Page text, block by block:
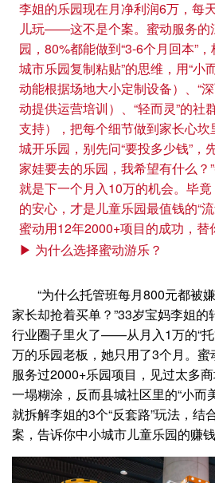
李姐的乐园现在月净利润6万，每
儿玩——这不是个案。蜜动服务的
园，80%都能做到“3-6个月回本”
城市乐园复制粘贴”的思维，用“小
动能根据场地大小定制设备）、“
动提供运营培训）、“轻而灵”的社
支持），把每个细节做到家长心
城开乐园，别先问“要投多少钱”，
家娃要去的乐园，我希望有什么？
就是下一个月入10万的机会。毕
的安心，才是儿童乐园最值钱的“
蜜动用12年2000+项目的成功，替
▶ 为什么选择蜜动游乐？
“为什么托管班每月800元都被
家长却抢着买单？”33岁宝妈李姐
行业圈子里火了——从月入1万的“托
万的乐园老板，她只用了3个月。蜜
服务过2000+乐园项目，见过太多
一塌糊涂，反而县城社区里的“小而
就拆解李姐的3个“反套路”玩法，结
案，告诉你中小城市儿童乐园的赚钱